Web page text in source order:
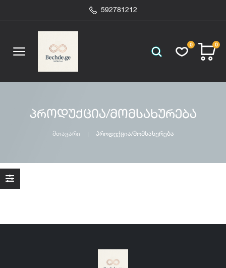
592781212
0 0
პროდუქცია/მომსახურება
მთავარი პროდუქცია/მომსახურება